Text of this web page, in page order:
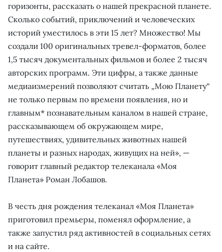
горизонты, рассказать о нашей прекрасной планете.
Сколько событий, приключений и человеческих
историй уместилось в эти 15 лет? Множество! Мы
создали 100 оригинальных тревел-форматов, более
1,5 тысяч документальных фильмов и более 2 тысяч
авторских программ. Эти цифры, а также данные
медиаизмерений позволяют считать „Мою Планету“
не только первым по времени появления, но и
главным* познавательным каналом в нашей стране,
рассказывающем об окружающем мире,
путешествиях, удивительных животных нашей
планеты и разных народах, живущих на ней», —
говорит главный редактор телеканала «Моя
Планета» Роман Лобашов.
В честь дня рождения телеканал «Моя Планета»
приготовил премьеры, поменял оформление, а
также запустил ряд активностей в социальных сетях
и на сайте.